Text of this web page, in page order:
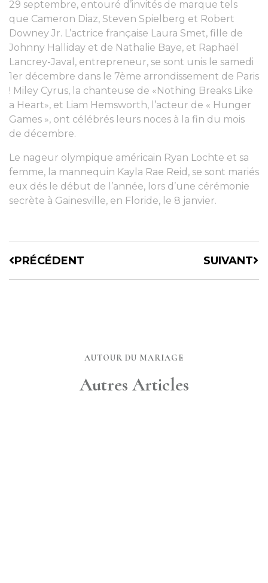
29 septembre, entouré d’invités de marque tels
que Cameron Diaz, Steven Spielberg et Robert
Downey Jr. L’actrice française Laura Smet, fille de
Johnny Halliday et de Nathalie Baye, et Raphaël
Lancrey-Javal, entrepreneur, se sont unis le samedi
1er décembre dans le 7ème arrondissement de Paris
! Miley Cyrus, la chanteuse de «Nothing Breaks Like
a Heart», et Liam Hemsworth, l’acteur de « Hunger
Games », ont célébrés leurs noces à la fin du mois
de décembre.
Le nageur olympique américain Ryan Lochte et sa
femme, la mannequin Kayla Rae Reid, se sont mariés
eux dés le début de l’année, lors d’une cérémonie
secrète à Gainesville, en Floride, le 8 janvier.
PRÉCÉDENT SUIVANT
AUTOUR DU MARIAGE
Autres Articles